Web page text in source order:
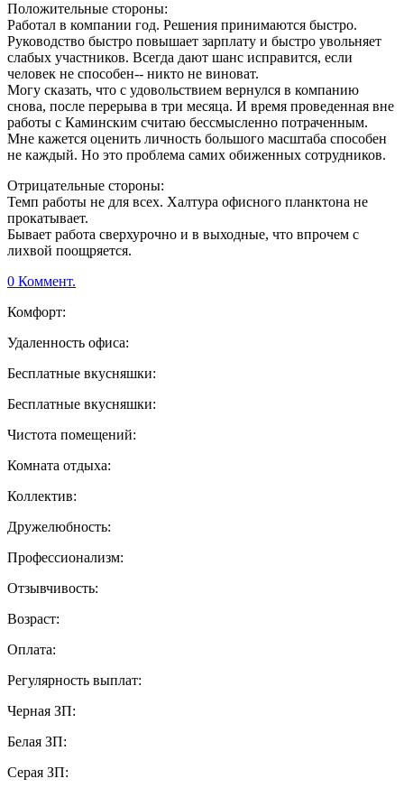
Положительные стороны:
Работал в компании год. Решения принимаются быстро.
Руководство быстро повышает зарплату и быстро увольняет
слабых участников. Всегда дают шанс исправится, если
человек не способен-- никто не виноват.
Могу сказать, что с удовольствием вернулся в компанию
снова, после перерыва в три месяца. И время проведенная вне
работы с Каминским считаю бессмысленно потраченным.
Мне кажется оценить личность большого масштаба способен
не каждый. Но это проблема самих обиженных сотрудников.
Отрицательные стороны:
Темп работы не для всех. Халтура офисного планктона не
прокатывает.
Бывает работа сверхурочно и в выходные, что впрочем с
лихвой поощряется.
0 Коммент.
Комфорт:
Удаленность офиса:
Бесплатные вкусняшки:
Бесплатные вкусняшки:
Чистота помещений:
Комната отдыха:
Коллектив:
Дружелюбность:
Профессионализм:
Отзывчивость:
Возраст:
Оплата:
Регулярность выплат:
Черная ЗП:
Белая ЗП:
Серая ЗП: